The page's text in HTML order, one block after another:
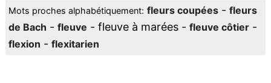
Mots proches alphabétiquement: fleurs coupées- fleurs
de Bach - fleuve - fleuve à marées - fleuve côtier-
flexion - flexitarien